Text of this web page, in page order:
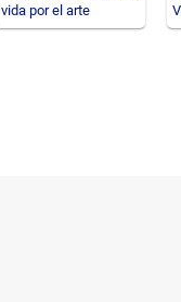
vida por el arte